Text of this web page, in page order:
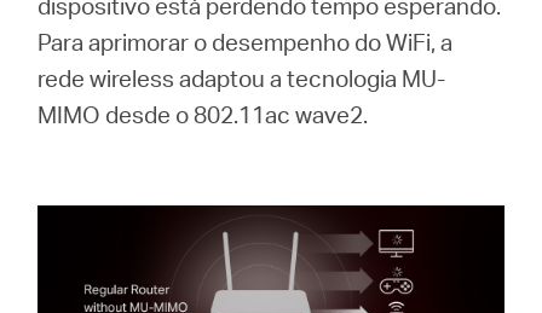
Para aprimorar o desempenho do WiFi, a
rede wireless adaptou a tecnologia MU-
MIMO desde o 802.11ac wave2.